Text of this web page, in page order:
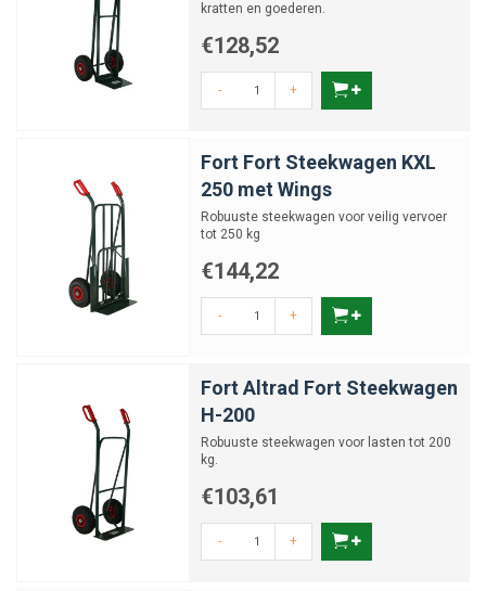
kratten en goederen.
€128,52
- +
Fort Fort Steekwagen KXL
250 met Wings
Robuuste steekwagen voor veilig vervoer
tot 250 kg
€144,22
- +
Fort Altrad Fort Steekwagen
H-200
Robuuste steekwagen voor lasten tot 200
kg.
€103,61
- +